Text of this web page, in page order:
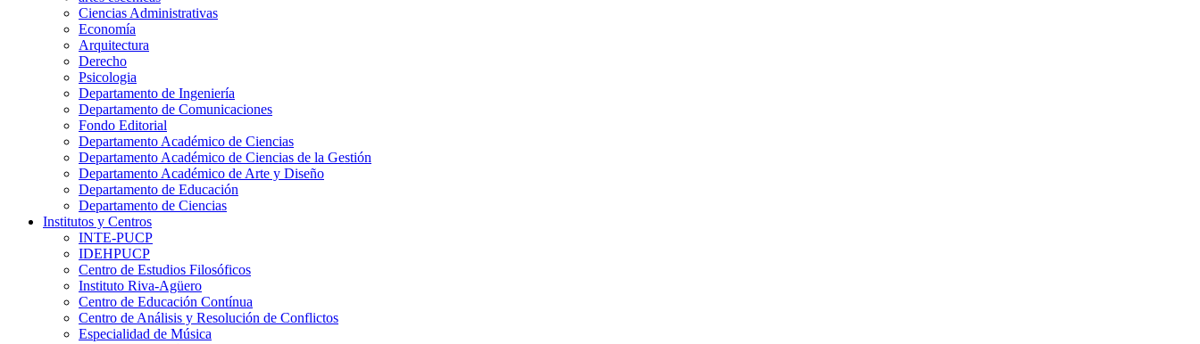
Ciencias Administrativas
Economía
Arquitectura
Derecho
Psicologia
Departamento de Ingeniería
Departamento de Comunicaciones
Fondo Editorial
Departamento Académico de Ciencias
Departamento Académico de Ciencias de la Gestión
Departamento Académico de Arte y Diseño
Departamento de Educación
Departamento de Ciencias
Institutos y Centros
INTE-PUCP
IDEHPUCP
Centro de Estudios Filosóficos
Instituto Riva-Agüero
Centro de Educación Contínua
Centro de Análisis y Resolución de Conflictos
Especialidad de Música